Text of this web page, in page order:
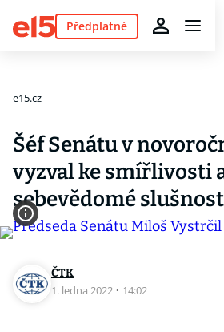
Předplatné
e15.cz
Šéf Senátu v
vyzval ke smířlivosti
sebevědomé
ČTK
1. ledna 2022 · 14:02